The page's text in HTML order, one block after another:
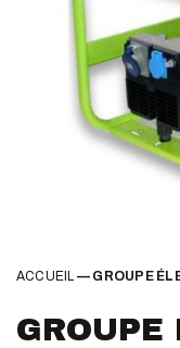
ACCUEIL — GROUPE
GROUPE